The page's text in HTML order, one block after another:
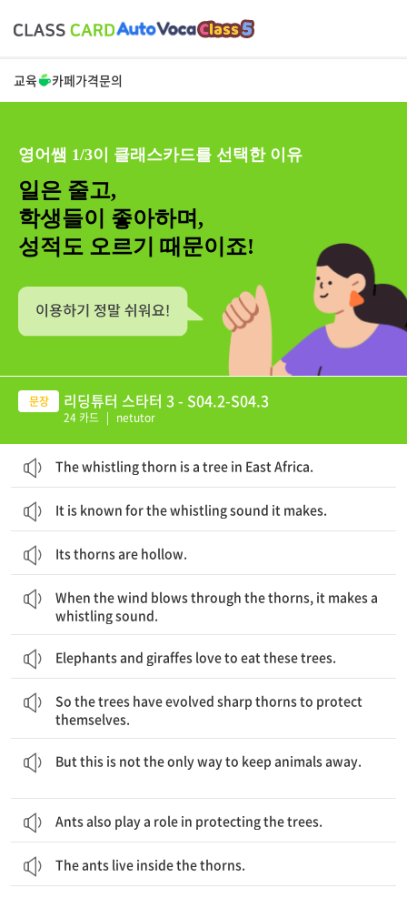
교육 카페가격문의
영어쌤 1/3이 클래스카드를 선택한 이유
일은 줄고,
학생들이 좋아하며,
성적도 오르기 때문이죠!
리딩튜터 스타터 3 - S04.2-S04.3
24 카드 | netutor
The whistling thorn is a tree in East Africa.
It is known for the whistling sound it makes.
Its thorns are hollow.
When the wind blows through the thorns, it makes a
whistling sound.
Elephants and giraffes love to eat these trees.
So the trees have evolved sharp thorns to protect
themselves.
But this is not the only way to keep animals away.
Ants also play a role in protecting the trees.
The ants live inside the thorns.